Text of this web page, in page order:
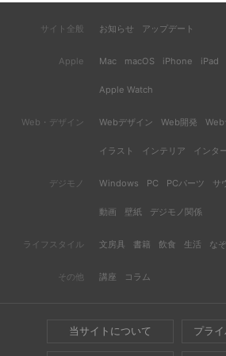
サイト全般 お知らせ アップデート
Apple Mac macOS iPhone iPad
Apple Watch
Web・デザイン Webデザイン Web開発 Web
イラスト インテリア インタ
デジモノ Windows PC PCパーツ サ
動画 壁紙 デジモノ関係
ライフスタイル 文房具 書籍 飲食 生活 な
その他 講座 コラム
当サイトについて プラ